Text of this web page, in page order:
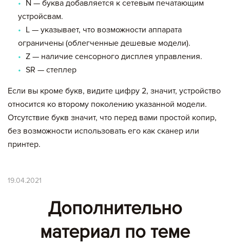
N — буква добавляется к сетевым печатающим
устройсвам.
L — указывает, что возможности аппарата
ограничены (облегченные дешевые модели).
Z — наличие сенсорного дисплея управления.
SR — степлер
Если вы кроме букв, видите цифру 2, значит, устройство
относится ко второму поколению указанной модели.
Отсутствие букв значит, что перед вами простой копир,
без возможности использовать его как сканер или
принтер.
19.04.2021
Дополнительно
материал по теме
Артикул
руб
руб.
Итого:
null руб.
Оформление заявки